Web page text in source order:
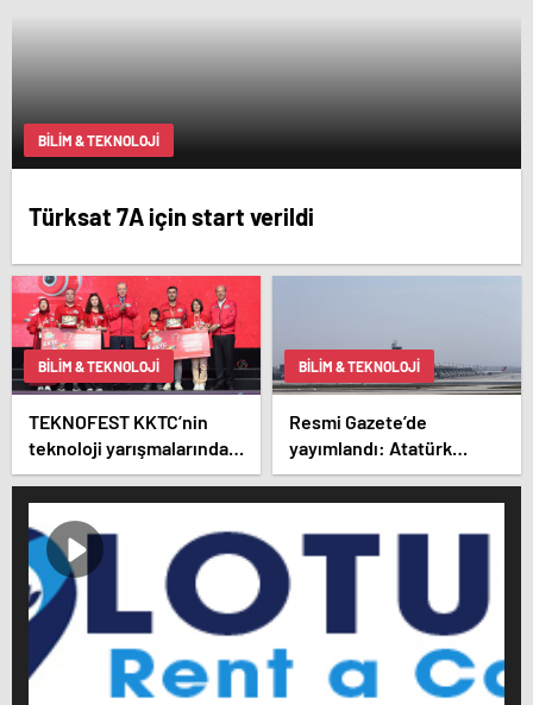
BILIM & TEKNOLOJI
Türksat 7A için start verildi
BILIM & TEKNOLOJI
TEKNOFEST KKTC’nin
teknoloji yarışmalarında 4
ana kategoride birinciler
belli oldu
BILIM & TEKNOLOJI
Resmi Gazete’de
yayımlandı: Atatürk
Havalimanı terminal
binaları teknopark ilan